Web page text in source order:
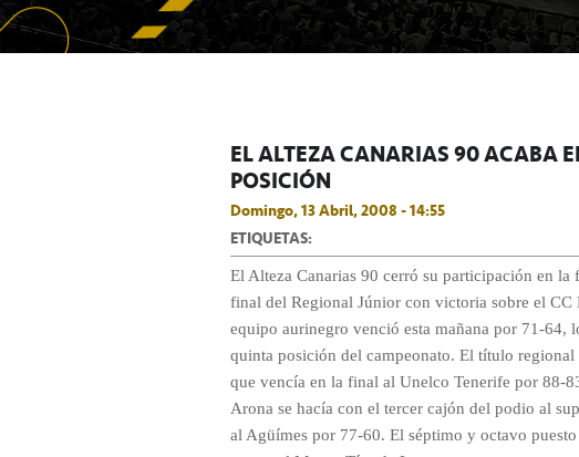
EL ALTEZA CANARIAS 90 ACABA
POSICIÓN
Domingo, 13 Abril, 2008 - 14:55
ETIQUETAS:
El Alteza Canarias 90 cerró su participación en la
final del Regional Júnior con victoria sobre el CC
equipo aurinegro venció esta mañana por 71-64,
quinta posición del campeonato. El título regional
que vencía en la final al Unelco Tenerife por 88-
Arona se hacía con el tercer cajón del podio al
al Agüímes por 77-60. El séptimo y octavo